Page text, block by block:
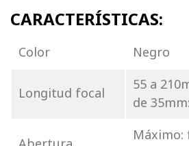
CARACTERÍSTICAS:
Color Negro
Longitud focal
55 a
de
Máximo: